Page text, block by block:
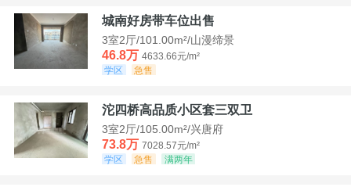
城南好房带车位出售
3室2厅/101.00m²/山漫缔景
46.8万 4633.66元/m²
学区
急售
沱四桥高品质小区套三双卫
3室2厅/105.00m²/兴唐府
73.8万 7028.57元/m²
学区
急售 满两年